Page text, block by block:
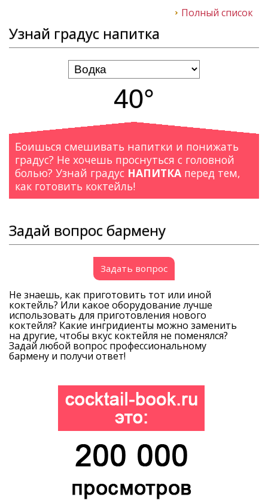
Полный список
Узнай градус напитка
40°
Боишься смешивать напитки и понижать
градус? Не хочешь проснуться с головной
болью? Узнай градус НАПИТКА перед тем,
как готовить коктейль!
Задай вопрос бармену
Задать вопрос
Не знаешь, как приготовить тот или иной
коктейль? Или какое оборудование лучше
использовать для приготовления нового
коктейля? Какие ингридиенты можно заменить
на другие, чтобы вкус коктейля не поменялся?
Задай любой вопрос профессиональному
бармену и получи ответ!